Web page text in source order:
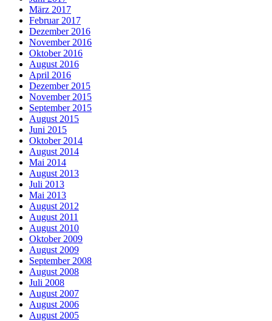
März 2017
Februar 2017
Dezember 2016
November 2016
Oktober 2016
August 2016
April 2016
Dezember 2015
November 2015
September 2015
August 2015
Juni 2015
Oktober 2014
August 2014
Mai 2014
August 2013
Juli 2013
Mai 2013
August 2012
August 2011
August 2010
Oktober 2009
August 2009
September 2008
August 2008
Juli 2008
August 2007
August 2006
August 2005